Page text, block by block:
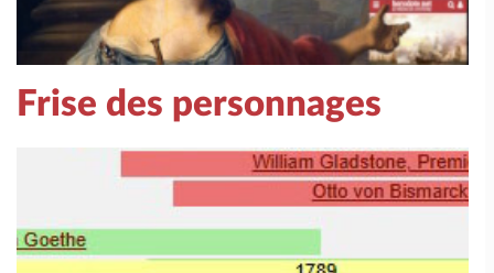
Frise des personnages